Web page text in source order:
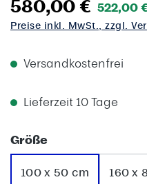
580,00 € 522,00
Preise inkl. MwSt., zzgl.
Versandkostenfrei
Lieferzeit 10 Tage
Größeauswählen
100 x 50 cm 160 x